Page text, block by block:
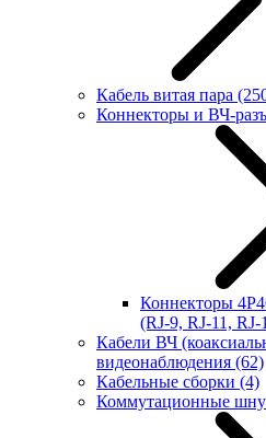
Кабель витая пара
Коннекторы и ВЧ-
Коннекторы
(RJ-9, RJ-11, RJ-
Кабели ВЧ
видеонаблюдения (62)
Кабельные сборки (4)
Коммутационные